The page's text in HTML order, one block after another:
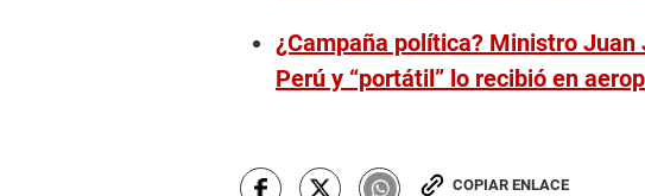
¿Campaña política? Ministro
Perú y “portátil” lo recibió en
COPIAR ENLACE